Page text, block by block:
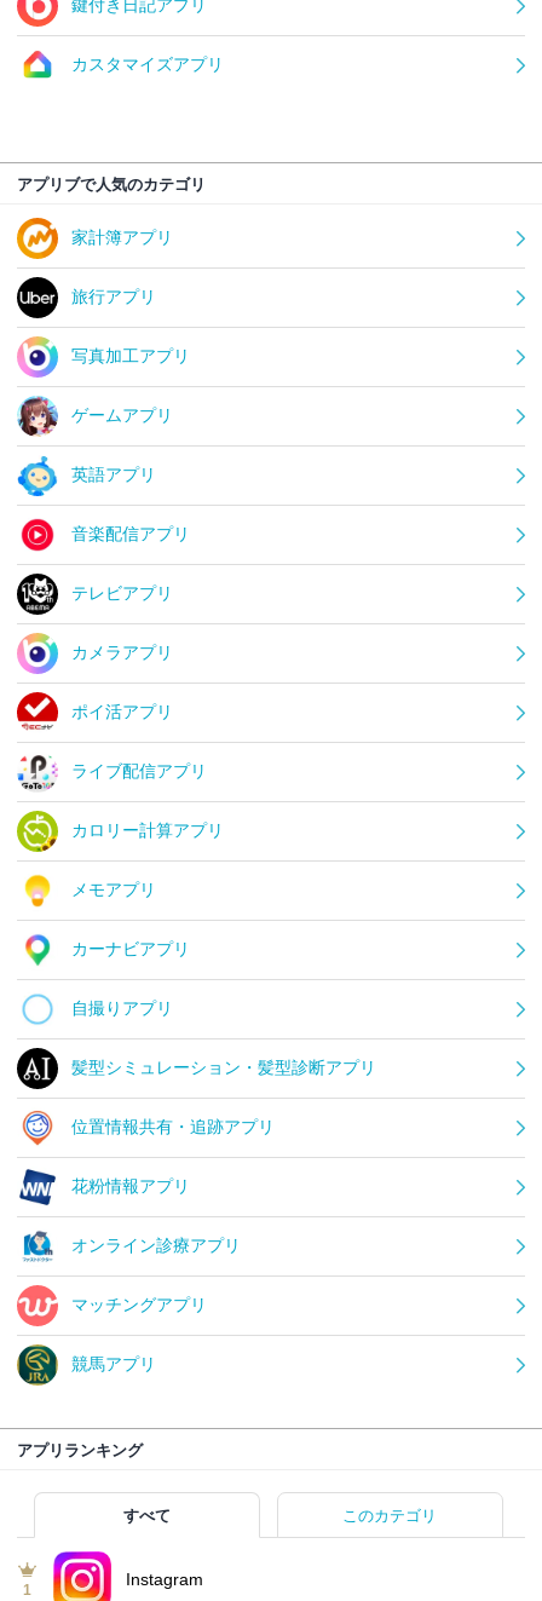
鍵付き日記アプリ
カスタマイズアプリ
アプリブで人気のカテゴリ
家計簿アプリ
旅行アプリ
写真加工アプリ
ゲームアプリ
英語アプリ
音楽配信アプリ
テレビアプリ
カメラアプリ
ポイ活アプリ
ライブ配信アプリ
カロリー計算アプリ
メモアプリ
カーナビアプリ
自撮りアプリ
髪型シミュレーション・髪型診断アプリ
位置情報共有・追跡アプリ
花粉情報アプリ
オンライン診療アプリ
マッチングアプリ
競馬アプリ
アプリランキング
すべて このカテゴリ
1
Instagram